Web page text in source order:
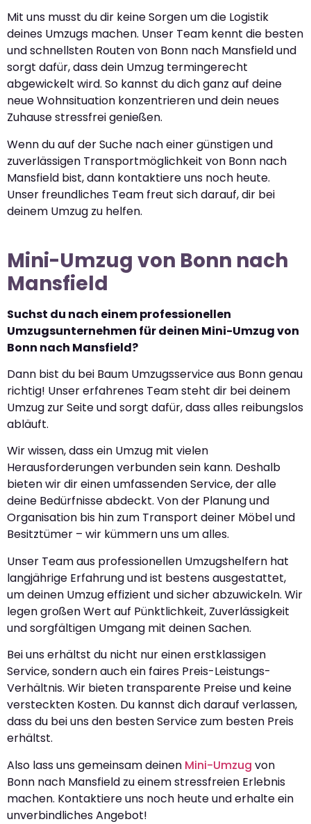
Mit uns musst du dir keine Sorgen um die Logistik
deines Umzugs machen. Unser Team kennt die besten
und schnellsten Routen von Bonn nach Mansfield und
sorgt dafür, dass dein Umzug termingerecht
abgewickelt wird. So kannst du dich ganz auf deine
neue Wohnsituation konzentrieren und dein neues
Zuhause stressfrei genießen.
Wenn du auf der Suche nach einer günstigen und
zuverlässigen Transportmöglichkeit von Bonn nach
Mansfield bist, dann kontaktiere uns noch heute.
Unser freundliches Team freut sich darauf, dir bei
deinem Umzug zu helfen.
Mini-Umzug von Bonn nach
Mansfield
Suchst du nach einem professionellen
Umzugsunternehmen für deinen Mini-Umzug von
Bonn nach Mansfield?
Dann bist du bei Baum Umzugsservice aus Bonn genau
richtig! Unser erfahrenes Team steht dir bei deinem
Umzug zur Seite und sorgt dafür, dass alles reibungslos
abläuft.
Wir wissen, dass ein Umzug mit vielen
Herausforderungen verbunden sein kann. Deshalb
bieten wir dir einen umfassenden Service, der alle
deine Bedürfnisse abdeckt. Von der Planung und
Organisation bis hin zum Transport deiner Möbel und
Besitztümer – wir kümmern uns um alles.
Unser Team aus professionellen Umzugshelfern hat
langjährige Erfahrung und ist bestens ausgestattet,
um deinen Umzug effizient und sicher abzuwickeln. Wir
legen großen Wert auf Pünktlichkeit, Zuverlässigkeit
und sorgfältigen Umgang mit deinen Sachen.
Bei uns erhältst du nicht nur einen erstklassigen
Service, sondern auch ein faires Preis-Leistungs-
Verhältnis. Wir bieten transparente Preise und keine
versteckten Kosten. Du kannst dich darauf verlassen,
dass du bei uns den besten Service zum besten Preis
erhältst.
Also lass uns gemeinsam deinen Mini-Umzug von
Bonn nach Mansfield zu einem stressfreien Erlebnis
machen. Kontaktiere uns noch heute und erhalte ein
unverbindliches Angebot!